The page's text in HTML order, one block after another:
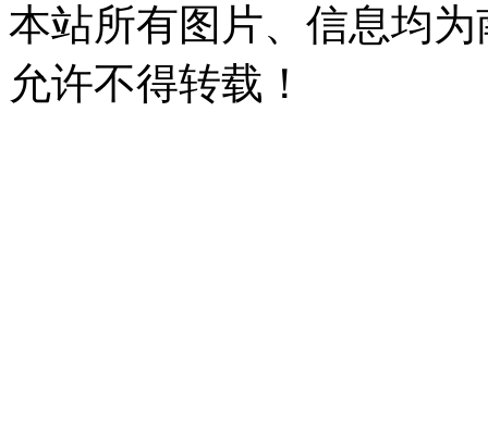
本站所有图片、信息均
允许不得转载！